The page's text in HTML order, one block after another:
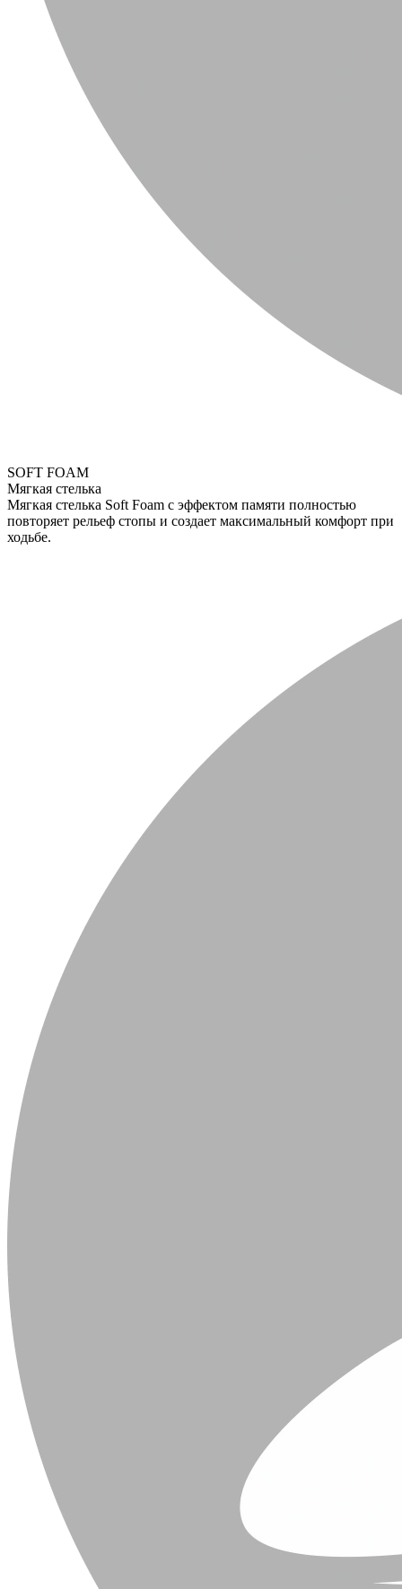
SOFT FOAM
Мягкая стелька
Мягкая стелька Soft Foam с эффектом памяти полностью
повторяет рельеф стопы и создает максимальный комфорт при
ходьбе.